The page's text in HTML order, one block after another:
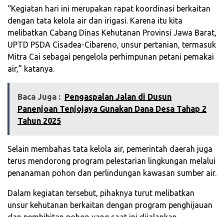
“Kegiatan hari ini merupakan rapat koordinasi berkaitan
dengan tata kelola air dan irigasi. Karena itu kita
melibatkan Cabang Dinas Kehutanan Provinsi Jawa Barat,
UPTD PSDA Cisadea-Cibareno, unsur pertanian, termasuk
Mitra Cai sebagai pengelola perhimpunan petani pemakai
air,” katanya.
Baca Juga : ‎Pengaspalan Jalan di Dusun
Panenjoan Tenjojaya Gunakan Dana Desa Tahap 2
Tahun 2025
Selain membahas tata kelola air, pemerintah daerah juga
terus mendorong program pelestarian lingkungan melalui
penanaman pohon dan perlindungan kawasan sumber air.
Dalam kegiatan tersebut, pihaknya turut melibatkan
unsur kehutanan berkaitan dengan program penghijauan